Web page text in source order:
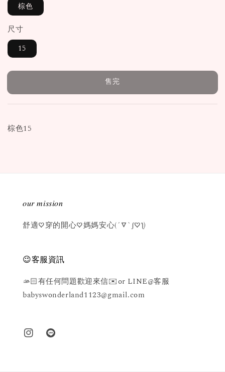
棕色
尺寸
15
售完
棕色15
𝑜𝑢𝑟 𝑚𝑖𝑠𝑠𝑖𝑜𝑛
舒適♡穿的開心♡媽媽安心(´▽`ʃ♡ƪ)
😉客服資訊
🫴🏻有任何問題歡迎來信✉️or LINE@客服
babyswonderland1123@gmail.com